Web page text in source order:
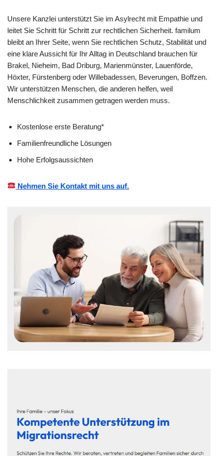
Unsere Kanzlei unterstützt Sie im Asylrecht mit Empathie und
leitet Sie Schritt für Schritt zur rechtlichen Sicherheit. familum
bleibt an Ihrer Seite, wenn Sie rechtlichen Schutz, Stabilität und
eine klare Aussicht für Ihr Alltag in Deutschland brauchen für
Brakel, Nieheim, Bad Driburg, Marienmünster, Lauenförde,
Höxter, Fürstenberg oder Willebadessen, Beverungen, Boffzen.
Wir unterstützen Menschen, die anderen helfen, weil
Menschlichkeit zusammen getragen werden muss.
Kostenlose erste Beratung*
Familienfreundliche Lösungen
Hohe Erfolgsaussichten
Nehmen Sie Kontakt mit uns auf.